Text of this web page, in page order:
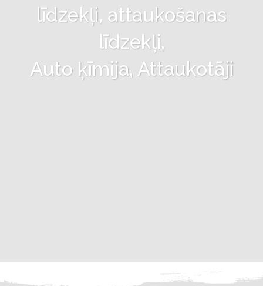
līdzekļi, attaukošanas
līdzekļi,
Auto ķīmija, Attaukotāji